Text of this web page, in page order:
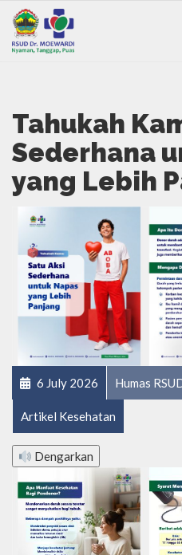
Tahukah
Sederhana
yang Lebih
6 July 2026 Humas
Artikel Kesehatan
Dengarkan